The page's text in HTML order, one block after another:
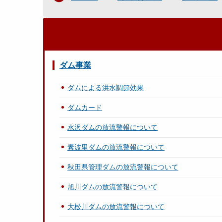
ダム事業
ダムによる洪水調節効果
ダムカード
水沢ダムの放流警報について
素波里ダムの放流警報について
秋田県管理ダムの放流警報について
旭川ダムの放流警報について
大松川ダムの放流警報について